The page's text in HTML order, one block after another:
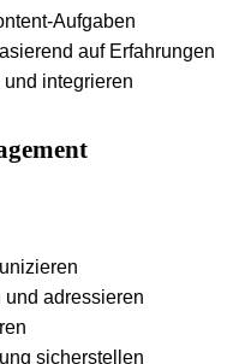
Aufgaben
auf Erfahrungen
integrieren
adressieren
sicherstellen